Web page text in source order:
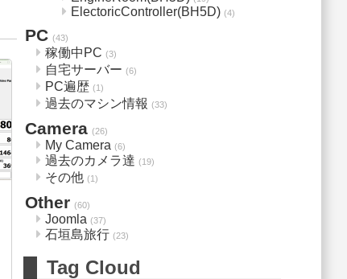
ElectoricController(BH5D) (4)
PC (43)
稼働中PC (3)
自宅サーバー (6)
PC遍歴 (1)
過去のマシン情報 (33)
Camera (26)
My Camera (6)
過去のカメラ達 (19)
その他 (1)
Other (60)
Joomla (37)
石垣島旅行 (23)
Tag Cloud